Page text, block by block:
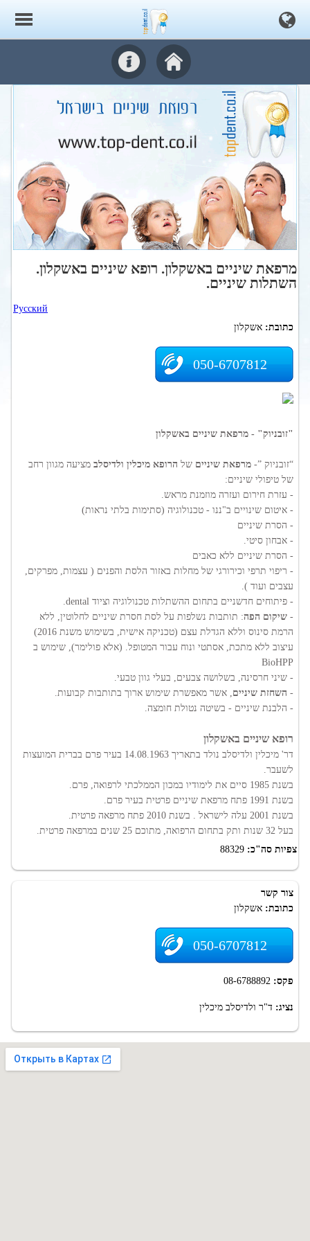
מרפאת שיניים באשקלון. רופא שיניים באשקלון.
השתלות שיניים.
Русский
כתובת: אשקלון
050-6707812
"זובניוק" - מרפאת שיניים באשקלון
“זובניוק ”- מרפאת שיניים של הרופא מיכלין ולדיסלב מציעה מגוון רחב
של טיפולי שיניים:
- עזרת חירום ועזרה מוזמנת מראש.
- איטום שינויים ב"ננו - טכנולוגיה (סתימות בלתי נראות)
- הסרת שיניים
- אבחון סיטי.
- הסרת שיניים ללא כאבים
- ריפוי תרפי וכירורגי של מחלות באזור הלסת והפנים ( עצמות, מפרקים,
עצבים ועוד ).
- פיתוחים חדשניים בתחום ההשתלות טכנולוגיה וציוד dental.
- שיקום הפה: תותבות נשלפות על לסת חסרת שיניים לחלוטין, ללא
הרמת סינוס וללא הגדלת עצם (טכניקה אישית, בשימוש משנת 2016)
עיצוב ללא מתכת, אסתטי ונוח עבור המטופל. (אלא פולימר), שימוש ב
BioHPP
- שיני חרסינה, בשלושה צבעים, בעלי גוון טבעי.
- השחזת שיניים, אשר מאפשרת שימוש ארוך בתותבות קבועות.
- הלבנת שיניים - בשיטה נטולת חומצה.
רופא שיניים באשקלון
דר' מיכלין ולדיסלב נולד בתאריך 14.08.1963 בעיר פרם בברית המועצות
לשעבר.
בשנת 1985 סיים את לימודיו במכון הממלכתי לרפואה, פרם.
בשנת 1991 פתח מרפאת שיניים פרטית בעיר פרם.
בשנת 2001 עלה לישראל . בשנת 2010 פתח מרפאה פרטית.
בעל 32 שנות ותק בתחום הרפואה, מתוכם 25 שנים במרפאה פרטית.
צפיות סה"כ:
צור קשר
כתובת: אשקלון
050-6707812
פקס:
נציג: ד"ר ולדיסלב מיכלין